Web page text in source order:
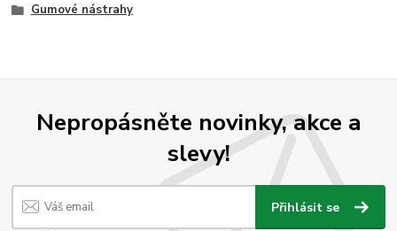
Gumové nástrahy
Nepropásněte novinky, akce a
slevy!
Přihlásit se